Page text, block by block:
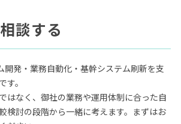
談する
開発・業務自動化・基幹システム刷新を支
す。
はなく、御社の業務や運用体制に合った自
検討の段階から一緒に考えます。まずはお